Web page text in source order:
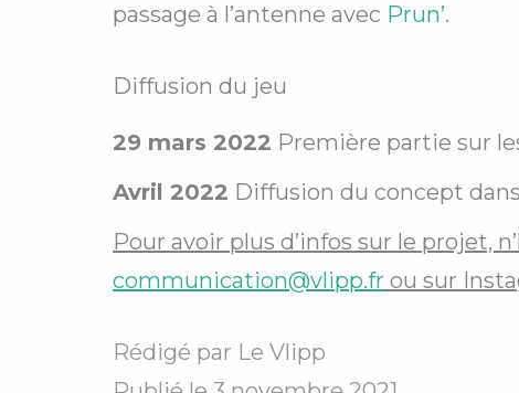
passage à l’antenne avec Prun’.
Diffusion du jeu
29 mars 2022 Première partie sur
Avril 2022 Diffusion du concept
Pour avoir plus d’infos sur le projet,
communication@vlipp.fr ou sur
Rédigé par Le Vlipp